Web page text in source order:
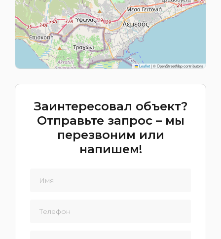
Leaflet|© OpenStreetMap contributors
Заинтересовал объект?
Отправьте запрос – мы
перезвоним или
напишем!